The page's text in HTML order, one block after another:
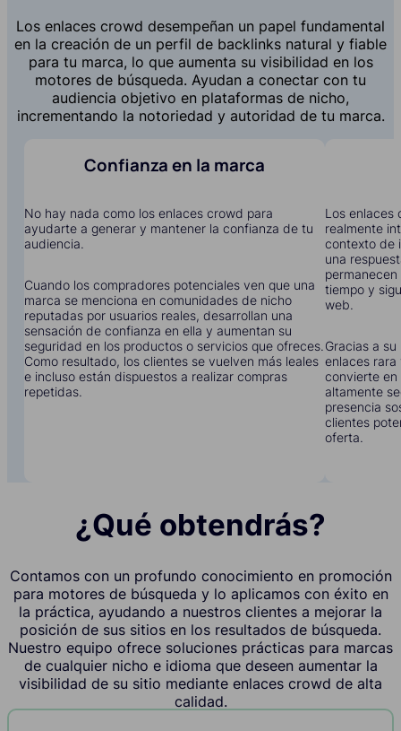
Los enlaces crowd desempeñan un papel fundamental
en la creación de un perfil de backlinks natural y fiable
para tu marca, lo que aumenta su visibilidad en los
motores de búsqueda. Ayudan a conectar con tu
audiencia objetivo en plataformas de nicho,
incrementando la notoriedad y autoridad de tu marca.
Confianza en la marca
No hay nada como los enlaces crowd para
ayudarte a generar y mantener la confianza de tu
audiencia.
Cuando los compradores potenciales ven que una
marca se menciona en comunidades de nicho
reputadas por usuarios reales, desarrollan una
sensación de confianza en ella y aumentan su
seguridad en los productos o servicios que ofreces.
Como resultado, los clientes se vuelven más leales
e incluso están dispuestos a realizar compras
repetidas.
Los enlaces
realmente
contexto de
una
tiempo y
web.
Gracias a
enlaces rara
convierte en
altamente
presencia
clientes
oferta.
¿Qué obtendrás?
Contamos con un profundo conocimiento en promoción
para motores de búsqueda y lo aplicamos con éxito en
la práctica, ayudando a nuestros clientes a mejorar la
posición de sus sitios en los resultados de búsqueda.
Nuestro equipo ofrece soluciones prácticas para marcas
de cualquier nicho e idioma que deseen aumentar la
visibilidad de su sitio mediante enlaces crowd de alta
calidad.